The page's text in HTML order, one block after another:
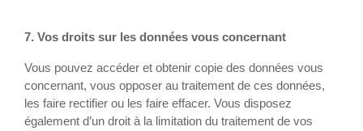
7. Vos droits sur les données vous concernant
Vous pouvez accéder et obtenir copie des données vous
concernant, vous opposer au traitement de ces données,
les faire rectifier ou les faire effacer. Vous disposez
également d’un droit à la limitation du traitement de vos